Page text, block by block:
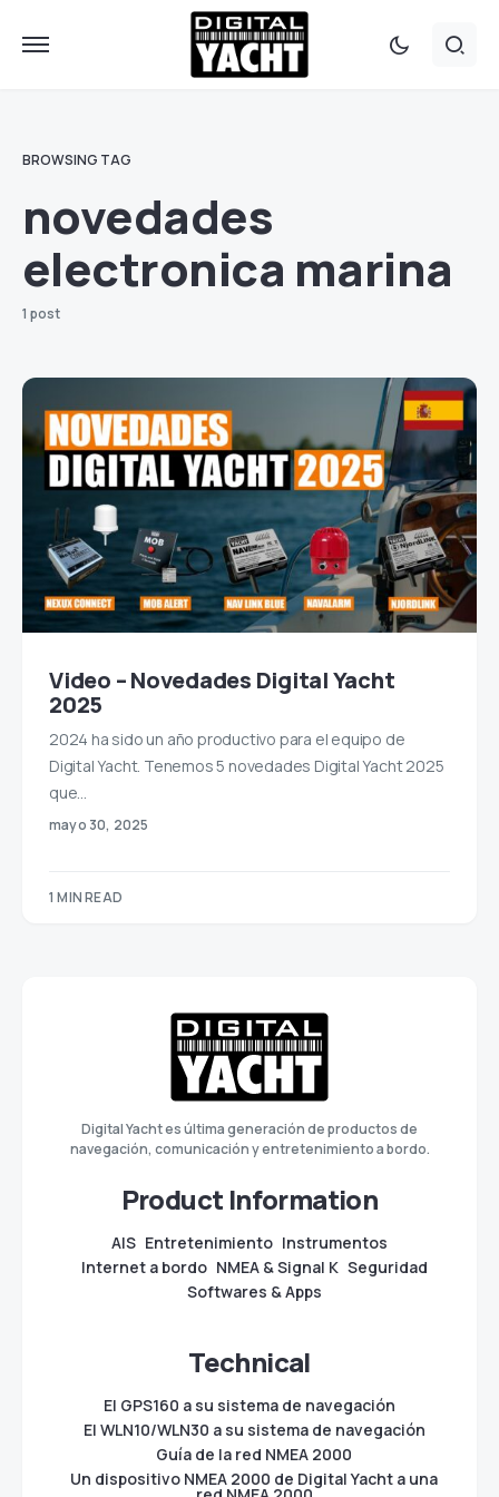
BROWSING TAG
novedades
electronica marina
1 post
Video – Novedades Digital Yacht
2025
2024 ha sido un año productivo para el equipo de
Digital Yacht. Tenemos 5 novedades Digital Yacht 2025
que…
mayo 30, 2025
1 MIN READ
Digital Yacht es última generación de productos de
navegación, comunicación y entretenimiento a bordo.
Product Information
AIS Entretenimiento Instrumentos
Internet a bordo NMEA & Signal K Seguridad
Softwares & Apps
Technical
El GPS160 a su sistema de navegación
El WLN10/WLN30 a su sistema de navegación
Guía de la red NMEA 2000
Un dispositivo NMEA 2000 de Digital Yacht a una